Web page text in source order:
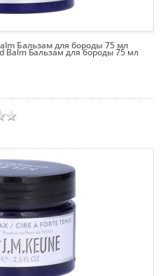
Balm Бальзам для бороды 75 мл
Бальзам для бороды 75 мл